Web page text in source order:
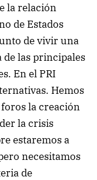
la relación
de Estados
de vivir una
las principales
En el PRI
Hemos
la creación
la crisis
estaremos a
necesitamos
de